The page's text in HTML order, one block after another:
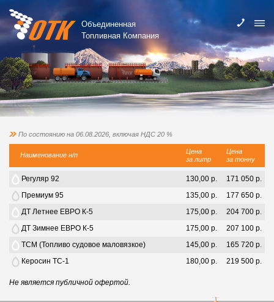
Объединенная
Топливная Компания
По состоянию на 06.08.2026, включая НДС 20 %
Наименование н/п
Цена
за литр
Цена
за тонну
Регуляр 92 130,00 р.
171 050 р.
Премиум 95
135,00 р.
177 650 р.
ДТ Летнее ЕВРО К-5
175,00 р.
204 700 р.
ДТ Зимнее ЕВРО К-5
175,00 р.
207 100 р.
ТСМ (Топливо судовое маловязкое)
145,00 р.
165 720 р.
Керосин ТС-1
180,00 р. 219 500 р.
Не является публичной офертой.